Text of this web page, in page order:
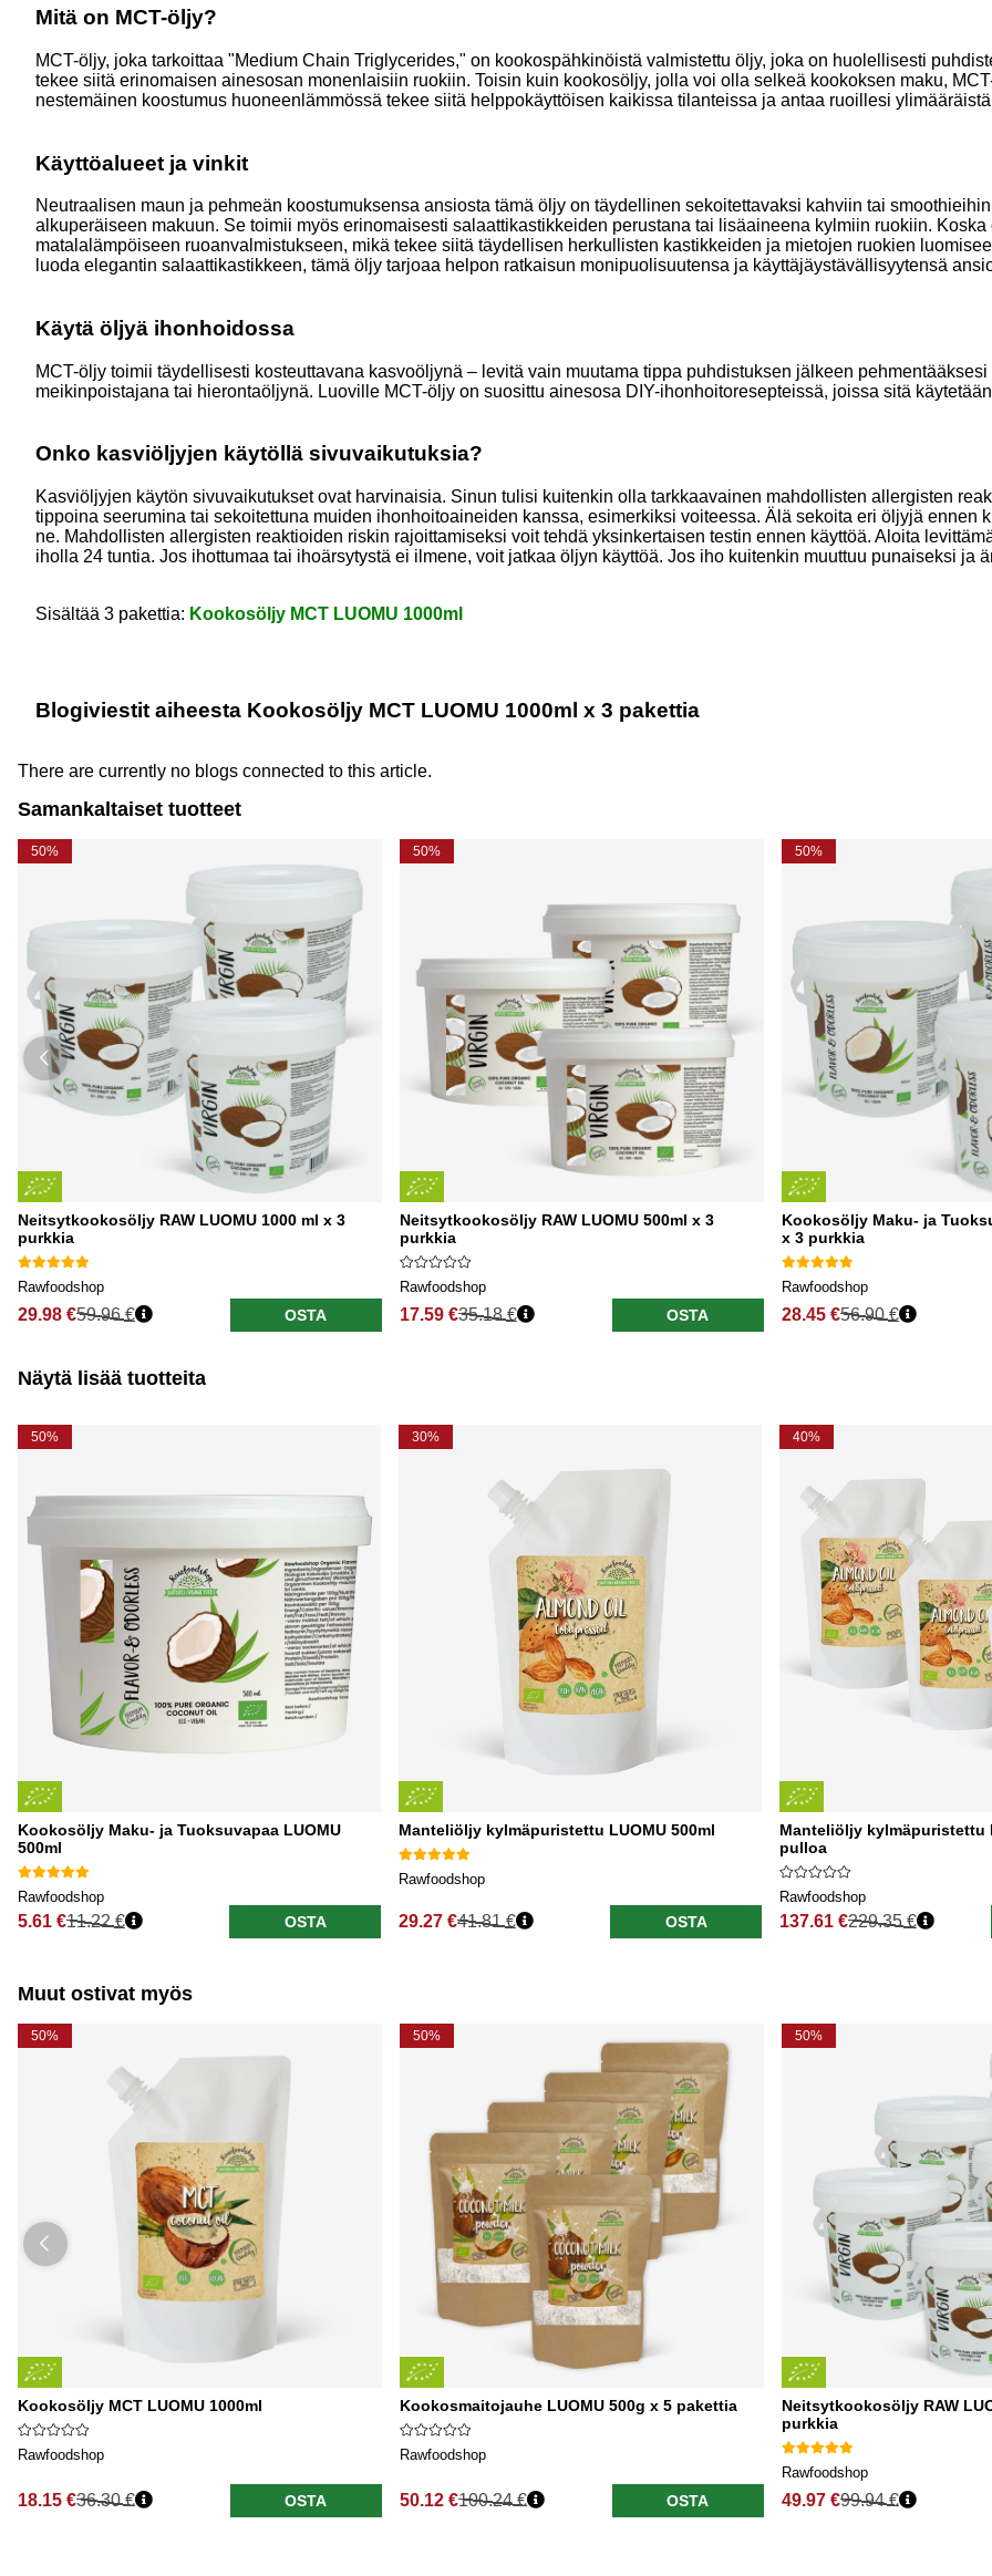
Mitä on MCT-öljy?
MCT-öljy, joka tarkoittaa "Medium Chain Triglycerides," on kookospähkinöistä valmistettu öljy, joka on huolellisesti
tekee siitä erinomaisen ainesosan monenlaisiin ruokiin. Toisin kuin kookosöljy, jolla voi olla selkeä kookoksen maku,
nestemäinen koostumus huoneenlämmössä tekee siitä helppokäyttöisen kaikissa tilanteissa ja antaa ruoillesi
Käyttöalueet ja vinkit
Neutraalisen maun ja pehmeän koostumuksensa ansiosta tämä öljy on täydellinen sekoitettavaksi kahviin tai
alkuperäiseen makuun. Se toimii myös erinomaisesti salaattikastikkeiden perustana tai lisäaineena kylmiin ruokiin.
matalalämpöiseen ruoanvalmistukseen, mikä tekee siitä täydellisen herkullisten kastikkeiden ja mietojen ruokien
luoda elegantin salaattikastikkeen, tämä öljy tarjoaa helpon ratkaisun monipuolisuutensa ja käyttäjäystävällisyytensä
Käytä öljyä ihonhoidossa
MCT-öljy toimii täydellisesti kosteuttavana kasvoöljynä – levitä vain muutama tippa puhdistuksen jälkeen
meikinpoistajana tai hierontaöljynä. Luoville MCT-öljy on suosittu ainesosa DIY-ihonhoitoresepteissä, joissa sitä
Onko kasviöljyjen käytöllä sivuvaikutuksia?
Kasviöljyjen käytön sivuvaikutukset ovat harvinaisia. Sinun tulisi kuitenkin olla tarkkaavainen mahdollisten allergisten
tippoina seerumina tai sekoitettuna muiden ihonhoitoaineiden kanssa, esimerkiksi voiteessa. Älä sekoita eri öljyjä ennen
ne. Mahdollisten allergisten reaktioiden riskin rajoittamiseksi voit tehdä yksinkertaisen testin ennen käyttöä. Aloita
iholla 24 tuntia. Jos ihottumaa tai ihoärsytystä ei ilmene, voit jatkaa öljyn käyttöä. Jos iho kuitenkin muuttuu punaiseksi ja
Sisältää 3 pakettia: Kookosöljy MCT LUOMU 1000ml
Blogiviestit aiheesta Kookosöljy MCT LUOMU 1000ml x 3 pakettia
There are currently no blogs connected to this article.
Samankaltaiset tuotteet
50%
Neitsytkookosöljy RAW LUOMU 1000 ml x 3
purkkia
Rawfoodshop
29.98 €59.96 € OSTA
50%
Neitsytkookosöljy RAW LUOMU 500ml x 3
purkkia
Rawfoodshop
17.59 €35.18 € OSTA
50%
Kookosöljy Maku- ja
x 3 purkkia
Rawfoodshop
28.45 €56.90 €
Näytä lisää tuotteita
50%
Kookosöljy Maku- ja Tuoksuvapaa LUOMU
500ml
Rawfoodshop
5.61 €
Normaali hinta
11.22 € OSTA
30%
Manteliöljy kylmäpuristettu LUOMU 500ml
Rawfoodshop
29.27 €
Normaali hinta
41.81 € OSTA
40%
Manteliöljy kylmäpuristettu
pulloa
Rawfoodshop
137.61 €
Normaali hinta
229.35 €
Muut ostivat myös
50%
Kookosöljy MCT LUOMU 1000ml
Rawfoodshop
18.15 €36.30 € OSTA
50%
Kookosmaitojauhe LUOMU 500g x 5 pakettia
Rawfoodshop
50.12 €100.24 € OSTA
50%
Neitsytkookosöljy RAW
purkkia
Rawfoodshop
49.97 €99.94 €